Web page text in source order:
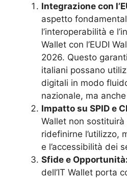
Integrazione con
aspetto
l’interoperabilità e
Wallet con l’EUDI
2026. Questo
italiani possano
digitali in modo
nazionale, ma anche
Impatto su SPID e
Wallet non sostituirà
ridefinirne l’utilizzo,
e l’accessibilità dei
Sfide e Opportunità:
dell’IT Wallet porta